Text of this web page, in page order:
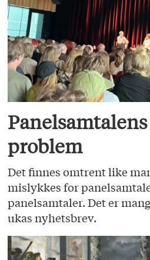
problem
Det finnes omtrent like
mislykkes for
panelsamtaler. Det er
ukas nyhetsbrev.